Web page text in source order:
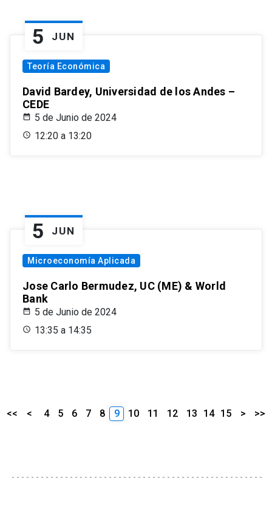
5 JUN
Teoría Económica
David Bardey, Universidad de los Andes –
CEDE
5 de Junio de 2024
12:20 a 13:20
5 JUN
Microeconomía Aplicada
Jose Carlo Bermudez, UC (ME) & World
Bank
5 de Junio de 2024
13:35 a 14:35
<< < 4 5 6 7 8 9 10 11 12 13 14 15 > >>